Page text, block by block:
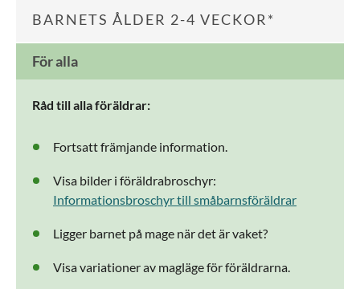
BARNETS ÅLDER 2-4 VECKOR*
För alla
Råd till alla föräldrar:
Fortsatt främjande information.
Visa bilder i föräldrabroschyr:
Informationsbroschyr till småbarnsföräldrar
Ligger barnet på mage när det är vaket?
Visa variationer av magläge för föräldrarna.